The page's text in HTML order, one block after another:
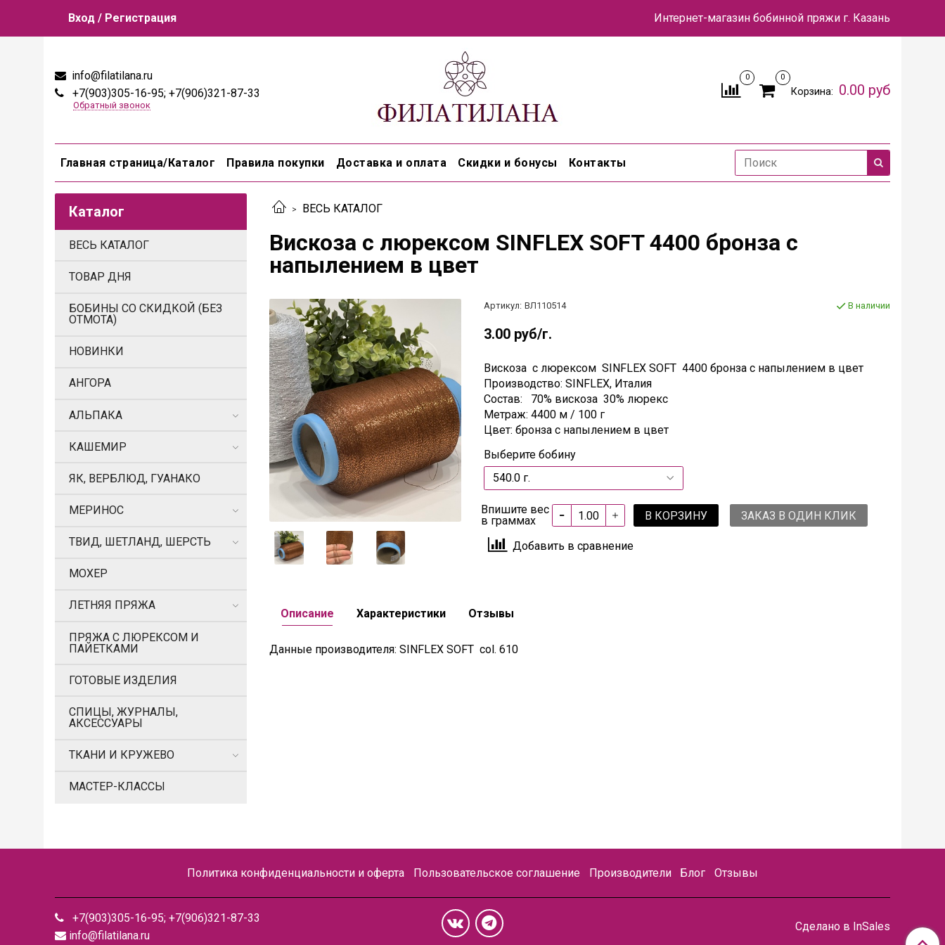
Вход / Регистрация Интернет-магазин бобинной пряжи г. Казань
info@filatilana.ru
+7(903)305-16-95; +7(906)321-87-33
Обратный звонок
0 0
Корзина: 0.00 руб
Главная страница/Каталог Правила покупки Доставка и оплата Скидки и бонусы Контакты
ВЕСЬ КАТАЛОГ
Вискоза с люрексом SINFLEX SOFT 4400 бронза с
напылением в цвет
Артикул: ВЛ110514 В наличии
3.00 руб/г.
Вискоза с люрексом SINFLEX SOFT 4400 бронза с напылением в цвет
Производство: SINFLEX, Италия
Состав: 70% вискоза 30% люрекс
Метраж: 4400 м / 100 г
Цвет: бронза с напылением в цвет
Выберите бобину
Впишите вес
в граммах
В КОРЗИНУ ЗАКАЗ В ОДИН КЛИК
Добавить в сравнение
Описание
Данные производителя: SINFLEX SOFT col. 610
Характеристики Отзывы
Каталог
ВЕСЬ КАТАЛОГ
ТОВАР ДНЯ
БОБИНЫ СО СКИДКОЙ (БЕЗ
ОТМОТА)
НОВИНКИ
АНГОРА
АЛЬПАКА
КАШЕМИР
ЯК, ВЕРБЛЮД, ГУАНАКО
МЕРИНОС
ТВИД, ШЕТЛАНД, ШЕРСТЬ
МОХЕР
ЛЕТНЯЯ ПРЯЖА
ПРЯЖА С ЛЮРЕКСОМ И
ПАЙЕТКАМИ
ГОТОВЫЕ ИЗДЕЛИЯ
СПИЦЫ, ЖУРНАЛЫ,
АКСЕССУАРЫ
ТКАНИ И КРУЖЕВО
МАСТЕР-КЛАССЫ
Политика конфиденциальности и оферта Пользовательское соглашение Производители Блог Отзывы
+7(903)305-16-95; +7(906)321-87-33
info@filatilana.ru
Сделано в InSales